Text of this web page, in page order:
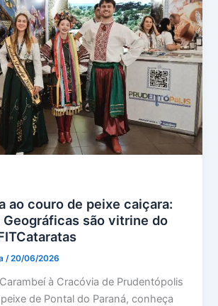
ao couro de peixe caiçara:
são vitrine do
/20/06/2026
à Cracóvia de Prudentópolis
de Pontal do Paraná, conheça